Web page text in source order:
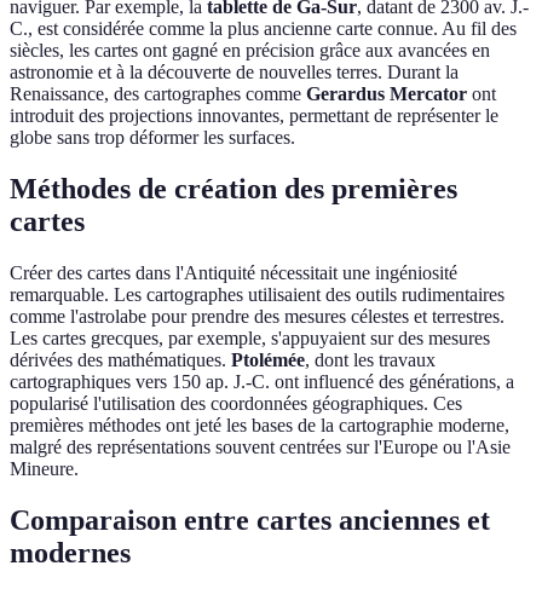
naviguer. Par exemple, la tablette de Ga-Sur, datant de 2300 av. J.-
C., est considérée comme la plus ancienne carte connue. Au fil des
siècles, les cartes ont gagné en précision grâce aux avancées en
astronomie et à la découverte de nouvelles terres. Durant la
Renaissance, des cartographes comme Gerardus Mercator ont
introduit des projections innovantes, permettant de représenter le
globe sans trop déformer les surfaces.
Méthodes de création des premières
cartes
Créer des cartes dans l'Antiquité nécessitait une ingéniosité
remarquable. Les cartographes utilisaient des outils rudimentaires
comme l'astrolabe pour prendre des mesures célestes et terrestres.
Les cartes grecques, par exemple, s'appuyaient sur des mesures
dérivées des mathématiques. Ptolémée, dont les travaux
cartographiques vers 150 ap. J.-C. ont influencé des générations, a
popularisé l'utilisation des coordonnées géographiques. Ces
premières méthodes ont jeté les bases de la cartographie moderne,
malgré des représentations souvent centrées sur l'Europe ou l'Asie
Mineure.
Comparaison entre cartes anciennes et
modernes